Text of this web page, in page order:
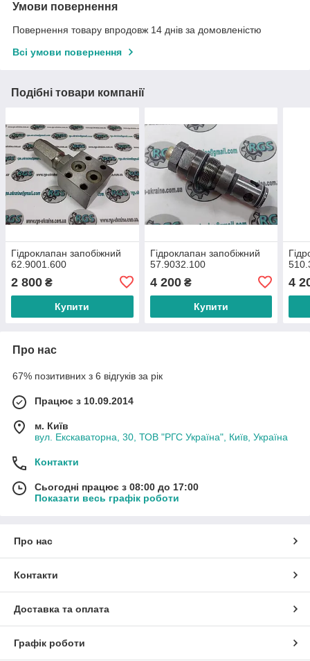
Умови повернення
Повернення товару впродовж 14 днів за домовленістю
Всі умови повернення
Подібні товари компанії
Гідроклапан запобіжний
62.9001.600
2 800 ₴
Купити
Гідроклапан запобіжний
57.9032.100
4 200₴
Купити
4
Про нас
67% позитивних з 6 відгуків за рік
Працює з 10.09.2014
м. Київ
вул. Екскаваторна, 30, ТОВ "РГС Україна", Київ, Україна
Контакти
Сьогодні працює з 08:00 до 17:00
Показати весь графік роботи
Про нас
Контакти
Доставка та оплата
Графік роботи